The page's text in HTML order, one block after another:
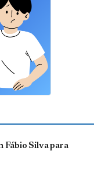
Fábio Silva para